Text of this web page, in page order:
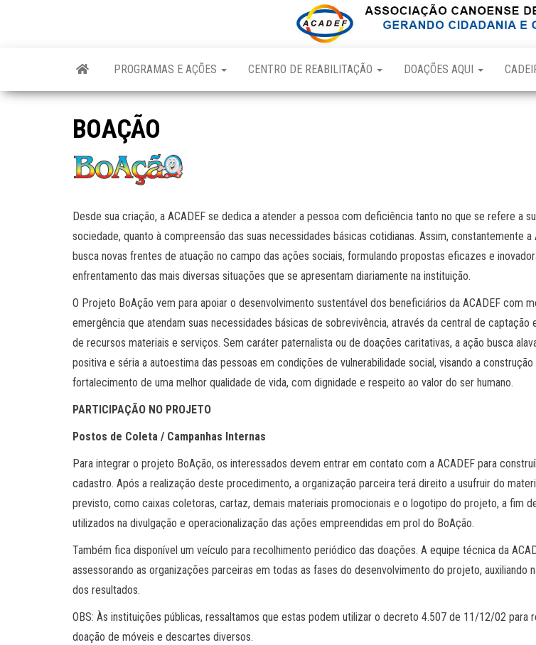
PROGRAMAS E AÇÕES CENTRO DE REABILITAÇÃO DOAÇÕES AQUI
BOAÇÃO
Desde sua criação, a ACADEF se dedica a atender a pessoa com deficiência tanto no que se refere a
sociedade, quanto à compreensão das suas necessidades básicas cotidianas. Assim, constantemente a
busca novas frentes de atuação no campo das ações sociais, formulando propostas eficazes e
enfrentamento das mais diversas situações que se apresentam diariamente na instituição.
O Projeto BoAção vem para apoiar o desenvolvimento sustentável dos beneficiários da ACADEF com
emergência que atendam suas necessidades básicas de sobrevivência, através da central de captação
de recursos materiais e serviços. Sem caráter paternalista ou de doações caritativas, a ação busca
positiva e séria a autoestima das pessoas em condições de vulnerabilidade social, visando a construção
fortalecimento de uma melhor qualidade de vida, com dignidade e respeito ao valor do ser humano.
PARTICIPAÇÃO NO PROJETO
Postos de Coleta / Campanhas Internas
Para integrar o projeto BoAção, os interessados devem entrar em contato com a ACADEF para
cadastro. Após a realização deste procedimento, a organização parceira terá direito a usufruir do
previsto, como caixas coletoras, cartaz, demais materiais promocionais e o logotipo do projeto, a fim
utilizados na divulgação e operacionalização das ações empreendidas em prol do BoAção.
Também fica disponível um veículo para recolhimento periódico das doações. A equipe técnica da
assessorando as organizações parceiras em todas as fases do desenvolvimento do projeto, auxiliando
dos resultados.
OBS: Às instituições públicas, ressaltamos que estas podem utilizar o decreto 4.507 de 11/12/02 para
doação de móveis e descartes diversos.